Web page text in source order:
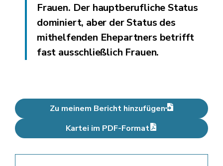
Frauen. Der hauptberufliche Status
dominiert, aber der Status des
mithelfenden Ehepartners betrifft
fast ausschließlich Frauen.
Zu meinem Bericht hinzufügen
Kartei im PDF-Format